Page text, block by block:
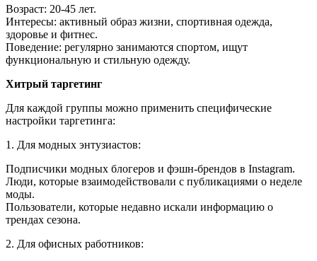
Возраст: 20-45 лет.
Интересы: активный образ жизни, спортивная одежда,
здоровье и фитнес.
Поведение: регулярно занимаются спортом, ищут
функциональную и стильную одежду.
Хитрый таргетинг
Для каждой группы можно применить специфические
настройки таргетинга:
1. Для модных энтузиастов:
Подписчики модных блогеров и фэшн-брендов в Instagram.
Люди, которые взаимодействовали с публикациями о неделе
моды.
Пользователи, которые недавно искали информацию о
трендах сезона.
2. Для офисных работников: